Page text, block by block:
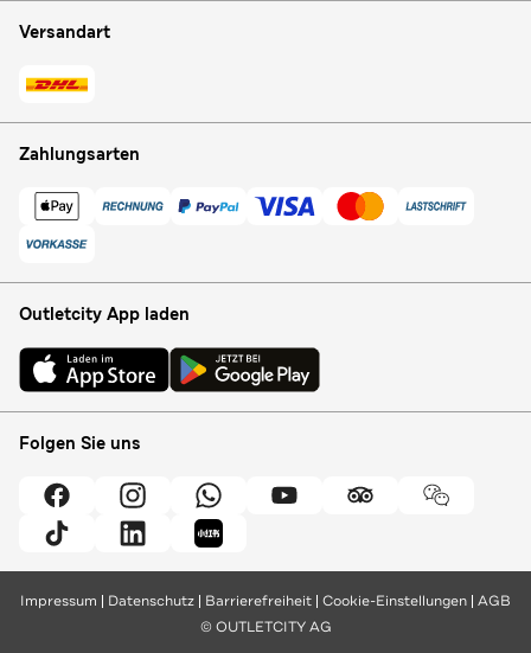
Versandart
Zahlungsarten
Outletcity App laden
Folgen Sie uns
Impressum Datenschutz Barrierefreiheit Cookie-Einstellungen AGB
© OUTLETCITY AG